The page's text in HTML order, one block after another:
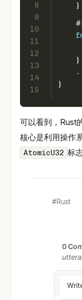
8
9
10
11
12
13
14
15
    }
    }
}
可以看到，Rust
核心是利用操作
AtomicU32 标
Rust